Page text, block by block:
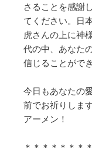
さることを感謝
てください。日
虎さんの上に神
代の中、あなた
信じることがで
今日もあなたの
前でお祈りします
アーメン！
＊＊＊＊＊＊＊